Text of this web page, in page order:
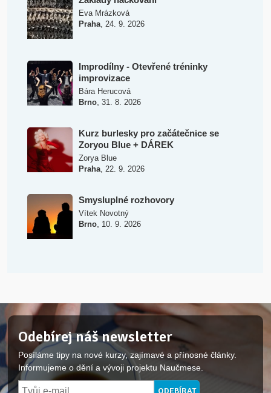
Eva Mrázková
Praha, 24. 9. 2026
Improdílny - Otevřené tréninky
improvizace
Bára Herucová
Brno, 31. 8. 2026
Kurz burlesky pro začátečnice se
Zoryou Blue + DÁREK
Zorya Blue
Praha, 22. 9. 2026
Smysluplné rozhovory
Vítek Novotný
Brno, 10. 9. 2026
Odebírej náš newsletter
Posíláme tipy na nové kurzy, zajímavé a přínosné články.
Informujeme o dění a vývoji projektu Naučmese.